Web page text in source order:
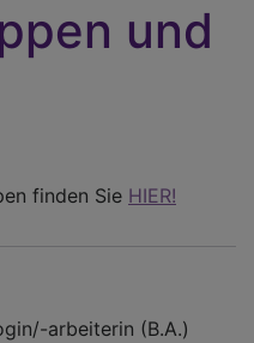
und
finden Sie HIER!
arbeiterin (B.A.)